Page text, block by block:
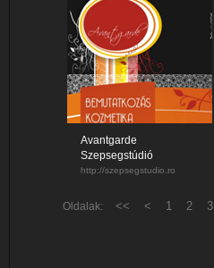
Avantgarde
Szepsegstúdió
http://szepsegstudio.ro
Oldalak: << < 1 2 3